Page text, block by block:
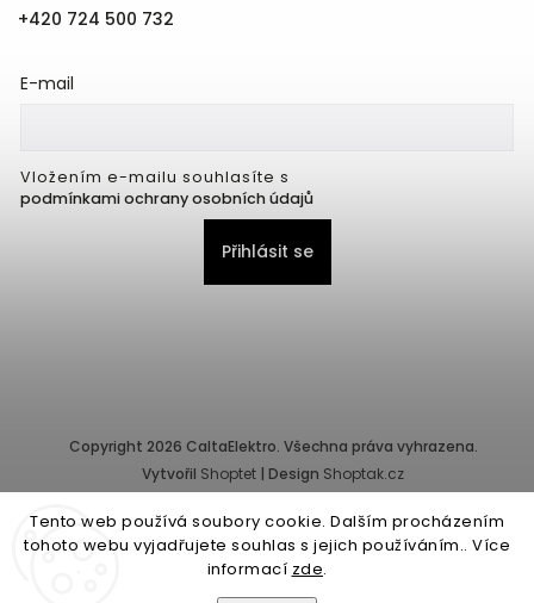
Tento web používá soubory cookie. Dalším procházením
tohoto webu vyjadřujete souhlas s jejich používáním.. Více
informací zde.
+420 724 500 732
E-mail
Vložením e-mailu souhlasíte s
podmínkami ochrany osobních údajů
Přihlásit se
Copyright 2026 CaltaElektro. Všechna práva vyhrazena.
Vytvořil Shoptet | Design Shoptak.cz
Provozovatel e-shopu: CALTA - K, s.r.o., IČ: 25155822, Pernerova
10/32, Karlín, 186 00 Praha.
Společnost je zapsána v obchodním rejstříku vedeném Městským